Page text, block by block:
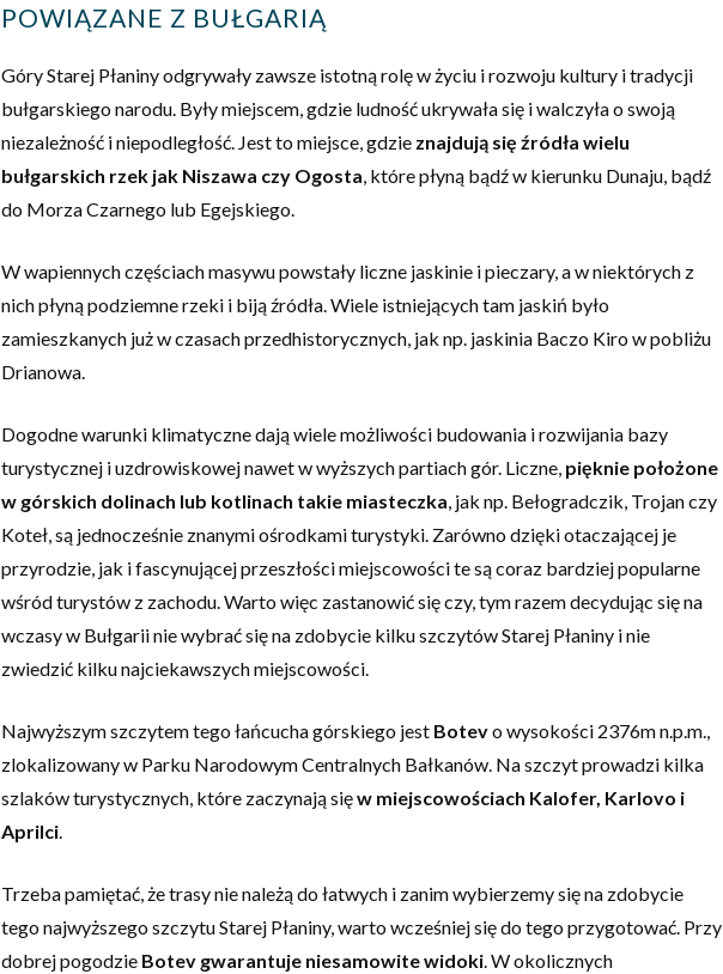
POWIĄZANE Z BUŁGARIĄ
Góry Starej Płaniny odgrywały zawsze istotną rolę w życiu i rozwoju kultury i tradycji
bułgarskiego narodu. Były miejscem, gdzie ludność ukrywała się i walczyła o swoją
niezależność i niepodległość. Jest to miejsce, gdzie znajdują się źródła wielu
bułgarskich rzek jak Niszawa czy Ogosta, które płyną bądź w kierunku Dunaju, bądź
do Morza Czarnego lub Egejskiego.
W wapiennych częściach masywu powstały liczne jaskinie i pieczary, a w niektórych z
nich płyną podziemne rzeki i biją źródła. Wiele istniejących tam jaskiń było
zamieszkanych już w czasach przedhistorycznych, jak np. jaskinia Baczo Kiro w pobliżu
Drianowa.
Dogodne warunki klimatyczne dają wiele możliwości budowania i rozwijania bazy
turystycznej i uzdrowiskowej nawet w wyższych partiach gór. Liczne, pięknie położone
w górskich dolinach lub kotlinach takie miasteczka, jak np. Bełogradczik, Trojan czy
Koteł, są jednocześnie znanymi ośrodkami turystyki. Zarówno dzięki otaczającej je
przyrodzie, jak i fascynującej przeszłości miejscowości te są coraz bardziej popularne
wśród turystów z zachodu. Warto więc zastanowić się czy, tym razem decydując się na
wczasy w Bułgarii nie wybrać się na zdobycie kilku szczytów Starej Płaniny i nie
zwiedzić kilku najciekawszych miejscowości.
Najwyższym szczytem tego łańcucha górskiego jest Botevo wysokości 2376m n.p.m.,
zlokalizowany w Parku Narodowym Centralnych Bałkanów. Na szczyt prowadzi kilka
szlaków turystycznych, które zaczynają sięw miejscowościach Kalofer, Karlovo i
Aprilci.
Trzeba pamiętać, że trasy nie należą do łatwych i zanim wybierzemy się na zdobycie
tego najwyższego szczytu Starej Płaniny, warto wcześniej się do tego przygotować. Przy
dobrej pogodzie Botev gwarantuje niesamowite widoki. W okolicznych